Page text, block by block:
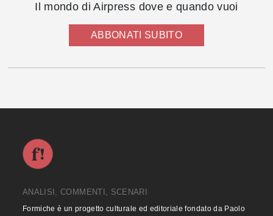
Il mondo di Airpress dove e quando vuoi
ABBONATI SUBITO
ANALISI, COMMENTI, SCENARI
Formiche è un progetto culturale ed editoriale fondato da Paolo